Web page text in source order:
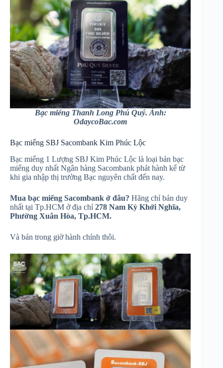
Bạc miếng Thanh Long Phú Quý. Ảnh:
OdaycoBac.com
Bạc miếng SBJ Sacombank Kim Phúc Lộc
Bạc miếng 1 Lượng SBJ Kim Phúc Lộc là loại bản bạc
miếng duy nhất Ngân hàng Sacombank phát hành kể từ
khi gia nhập thị trường Bạc nguyên chất đến nay.
Mua bạc miếng Sacombank ở đâu? Hãng chỉ bán duy
nhất tại Tp.HCM ở địa chỉ 278 Nam Kỳ Khởi Nghĩa,
Phường Xuân Hòa, Tp.HCM.
Và bán trong giờ hành chính thôi.